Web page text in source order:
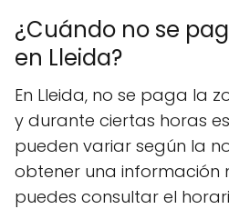
¿Cuándo no se
en Lleida?
En Lleida, no se paga la
y durante ciertas horas
pueden variar según la
obtener una información
puedes consultar el